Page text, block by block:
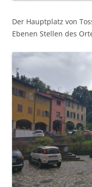
Der Hauptplatz von
Ebenen Stellen des